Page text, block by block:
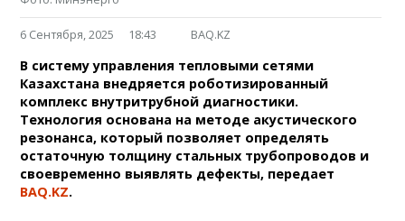
6 Сентября, 2025 18:43 BAQ.KZ
В систему управления тепловыми сетями
Казахстана внедряется роботизированный
комплекс внутритрубной диагностики.
Технология основана на методе акустического
резонанса, который позволяет определять
остаточную толщину стальных трубопроводов и
своевременно выявлять дефекты, передает
BAQ.KZ.